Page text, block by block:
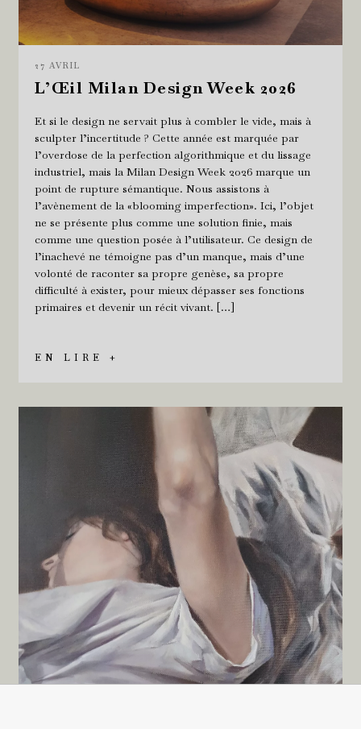
27 AVRIL
L’Œil Milan Design Week 2026
Et si le design ne servait plus à combler le vide, mais à
sculpter l’incertitude ? Cette année est marquée par
l’overdose de la perfection algorithmique et du lissage
industriel, mais la Milan Design Week 2026 marque un
point de rupture sémantique. Nous assistons à
l’avènement de la «blooming imperfection». Ici, l’objet
ne se présente plus comme une solution finie, mais
comme une question posée à l’utilisateur. Ce design de
l’inachevé ne témoigne pas d’un manque, mais d’une
volonté de raconter sa propre genèse, sa propre
difficulté à exister, pour mieux dépasser ses fonctions
primaires et devenir un récit vivant. […]
EN LIRE +